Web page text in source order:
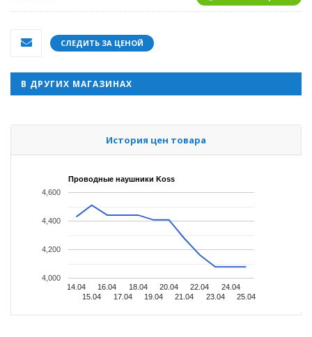
СЛЕДИТЬ ЗА ЦЕНОЙ
В ДРУГИХ МАГАЗИНАХ
История цен товара
Проводные наушники Koss
14.04
15.04
16.04
17.04
18.04
19.04
20.04
21.04
22.04
23.04
24.04
25.04
4,000
4,200
4,400
4,600